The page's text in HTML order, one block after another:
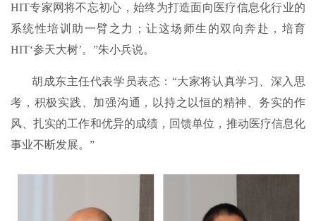
HIT专家网将不忘初心，始终为打造面向医疗信息化行业的
系统性培训助一臂之力；让这场师生的双向奔赴，培育
HIT‘参天大树’。”朱小兵说。
胡成东主任代表学员表态：“大家将认真学习、深入思
考，积极实践、加强沟通，以持之以恒的精神、务实的作
风、扎实的工作和优异的成绩，回馈单位，推动医疗信息化
事业不断发展。”